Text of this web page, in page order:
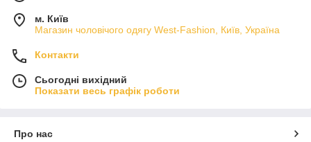
м. Київ
Магазин чоловічого одягу West-Fashion, Київ, Україна
Контакти
Сьогодні вихідний
Показати весь графік роботи
Про нас